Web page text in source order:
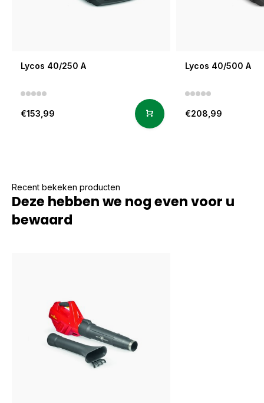
Lycos 40/250 A
€153,99
Lycos 40/500 A
€208,99
Recent bekeken producten
Deze hebben we nog even voor u
bewaard